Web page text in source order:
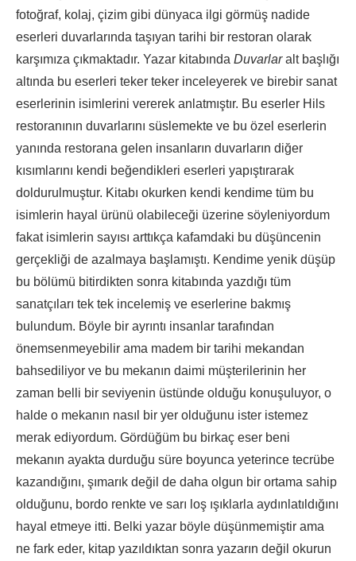
fotoğraf, kolaj, çizim gibi dünyaca ilgi görmüş nadide
eserleri duvarlarında taşıyan tarihi bir restoran olarak
karşımıza çıkmaktadır. Yazar kitabında Duvarlaralt başlığı
altında bu eserleri teker teker inceleyerek ve birebir sanat
eserlerinin isimlerini vererek anlatmıştır. Bu eserler Hils
restoranının duvarlarını süslemekte ve bu özel eserlerin
yanında restorana gelen insanların duvarların diğer
kısımlarını kendi beğendikleri eserleri yapıştırarak
doldurulmuştur. Kitabı okurken kendi kendime tüm bu
isimlerin hayal ürünü olabileceği üzerine söyleniyordum
fakat isimlerin sayısı arttıkça kafamdaki bu düşüncenin
gerçekliği de azalmaya başlamıştı. Kendime yenik düşüp
bu bölümü bitirdikten sonra kitabında yazdığı tüm
sanatçıları tek tek incelemiş ve eserlerine bakmış
bulundum. Böyle bir ayrıntı insanlar tarafından
önemsenmeyebilir ama madem bir tarihi mekandan
bahsediliyor ve bu mekanın daimi müşterilerinin her
zaman belli bir seviyenin üstünde olduğu konuşuluyor, o
halde o mekanın nasıl bir yer olduğunu ister istemez
merak ediyordum. Gördüğüm bu birkaç eser beni
mekanın ayakta durduğu süre boyunca yeterince tecrübe
kazandığını, şımarık değil de daha olgun bir ortama sahip
olduğunu, bordo renkte ve sarı loş ışıklarla aydınlatıldığını
hayal etmeye itti. Belki yazar böyle düşünmemiştir ama
ne fark eder, kitap yazıldıktan sonra yazarın değil okurun